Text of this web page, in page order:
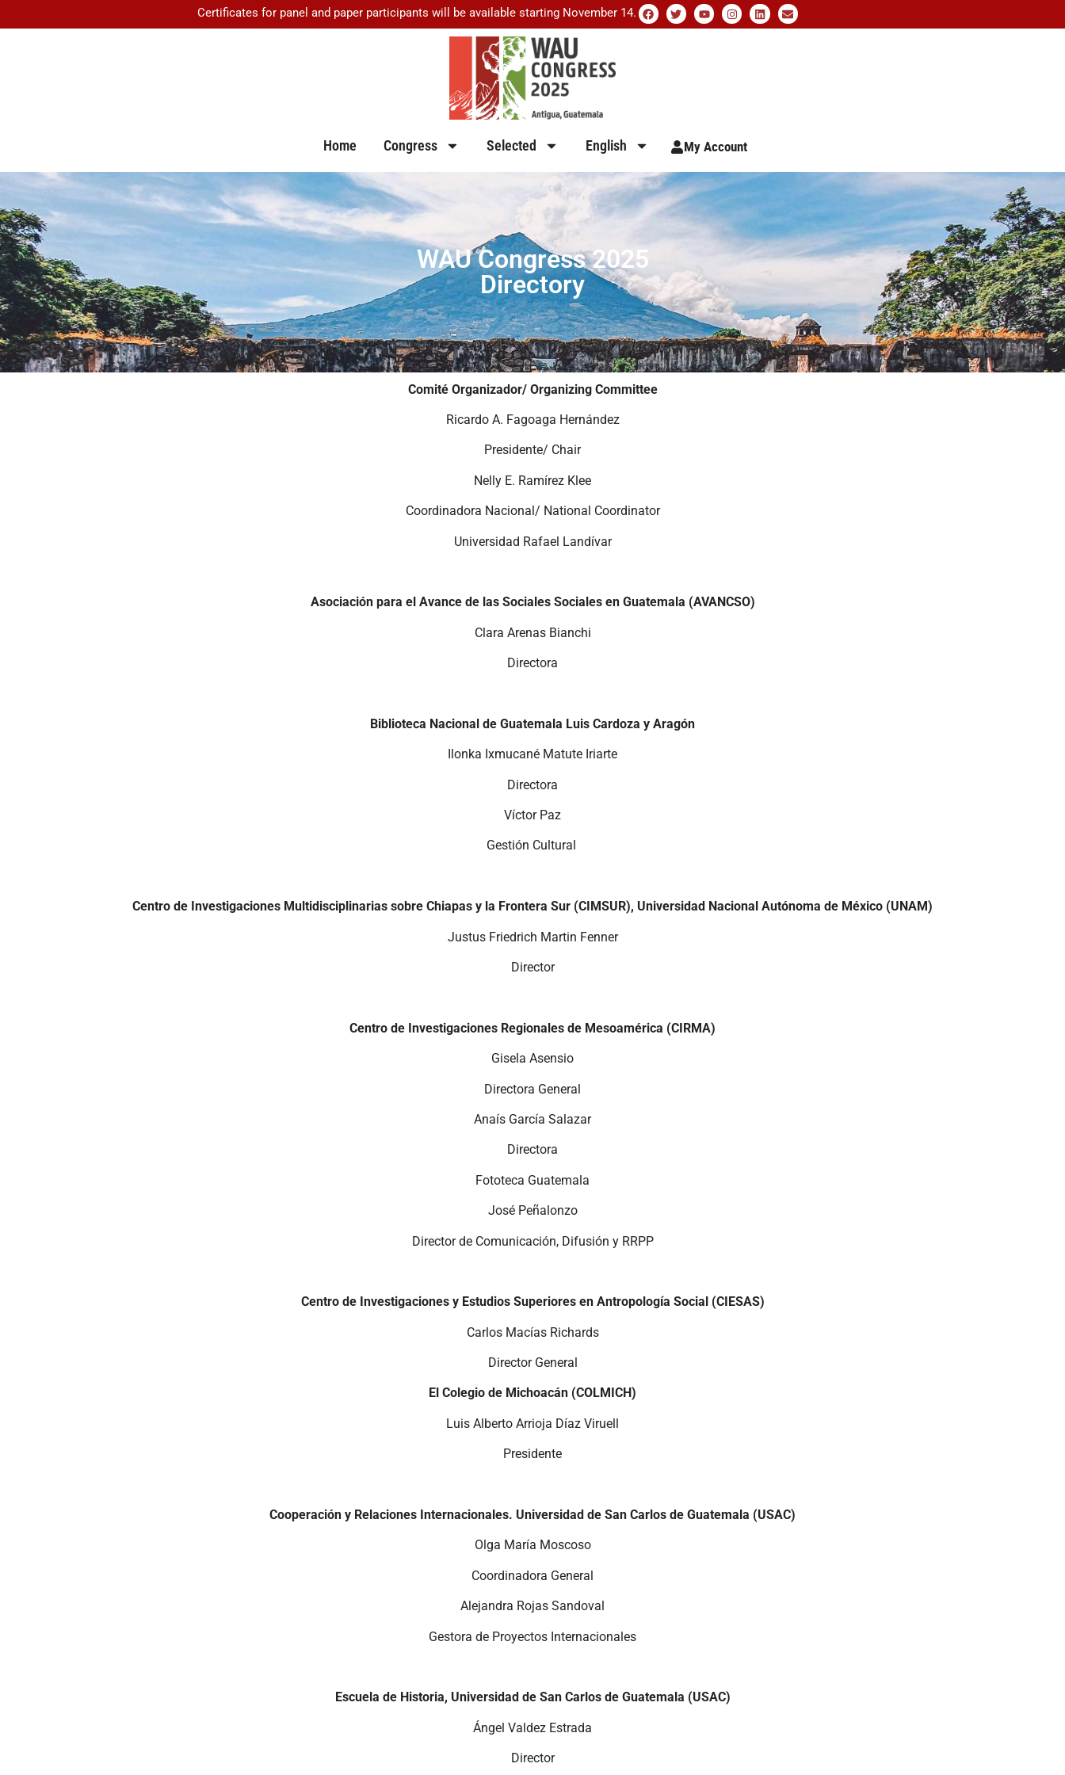
Certificates for panel and paper participants will be available starting November 14.
Home Congress Selected English My Account
WAU Congress 2025
Directory
Comité Organizador/ Organizing Committee
Ricardo A. Fagoaga Hernández
Presidente/ Chair
Nelly E. Ramírez Klee
Coordinadora Nacional/ National Coordinator
Universidad Rafael Landívar
Asociación para el Avance de las Sociales Sociales en Guatemala (AVANCSO)
Clara Arenas Bianchi
Directora
Biblioteca Nacional de Guatemala Luis Cardoza y Aragón
Ilonka Ixmucané Matute Iriarte
Directora
Víctor Paz
Gestión Cultural
Centro de Investigaciones Multidisciplinarias sobre Chiapas y la Frontera Sur (CIMSUR), Universidad Nacional Autónoma de México (UNAM)
Justus Friedrich Martin Fenner
Director
Centro de Investigaciones Regionales de Mesoamérica (CIRMA)
Gisela Asensio
Directora General
Anaís García Salazar
Directora
Fototeca Guatemala
José Peñalonzo
Director de Comunicación, Difusión y RRPP
Centro de Investigaciones y Estudios Superiores en Antropología Social (CIESAS)
Carlos Macías Richards
Director General
El Colegio de Michoacán (COLMICH)
Luis Alberto Arrioja Díaz Viruell
Presidente
Cooperación y Relaciones Internacionales. Universidad de San Carlos de Guatemala (USAC)
Olga María Moscoso
Coordinadora General
Alejandra Rojas Sandoval
Gestora de Proyectos Internacionales
Escuela de Historia, Universidad de San Carlos de Guatemala (USAC)
Ángel Valdez Estrada
Director